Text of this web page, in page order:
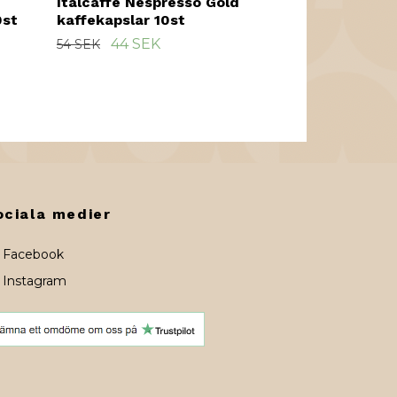
kaffekapslar 10st
54 SEK 44 SEK
medier
Facebook
Instagram